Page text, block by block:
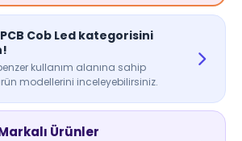
Cob Led kategorisini
kullanım alanına sahip
modellerini inceleyebilirsiniz.
Ürünler